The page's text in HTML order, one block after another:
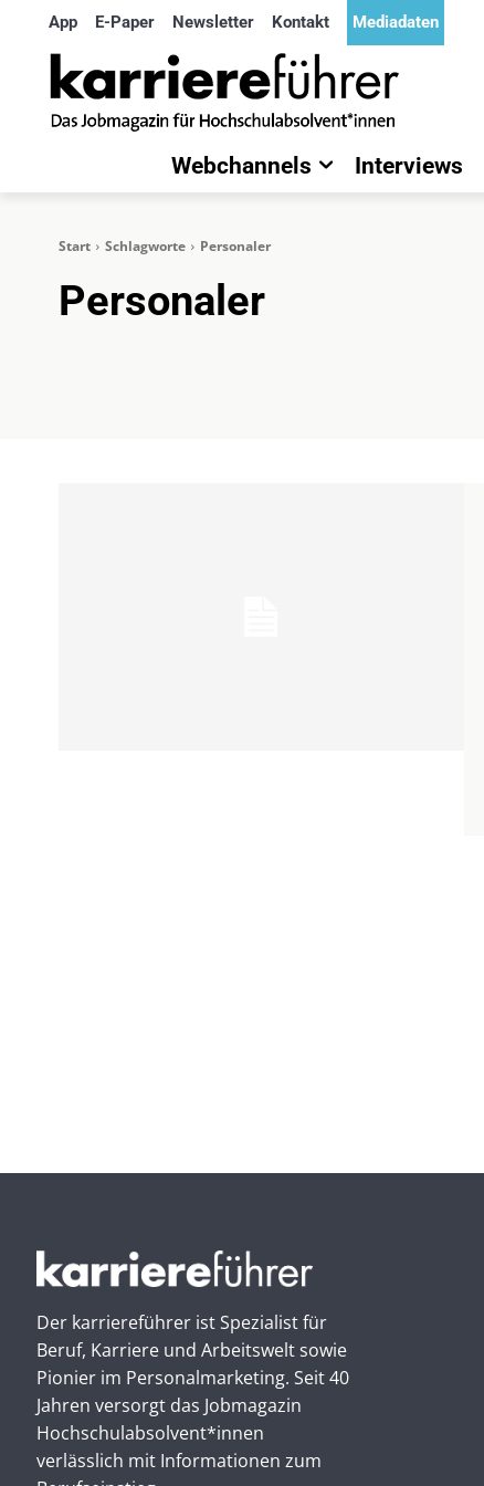
App E-Paper Newsletter Kontakt Mediadaten
Webchannels Interviews
Start Schlagworte Personaler
Personaler
Der karriereführer ist Spezialist für
Beruf, Karriere und Arbeitswelt sowie
Pionier im Personal­marketing. Seit 40
Jahren versorgt das Jobmagazin
Hochschul­absolvent*innen
verlässlich mit Informationen zum